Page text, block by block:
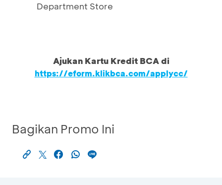
Department Store
Ajukan Kartu Kredit BCA di
https://eform.klikbca.com/applycc/
Bagikan Promo Ini